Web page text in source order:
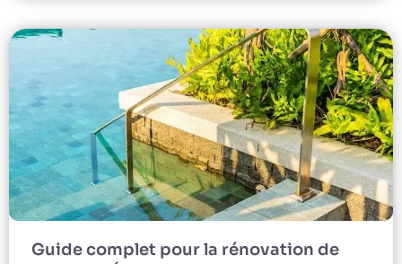
Guide complet pour la rénovation de